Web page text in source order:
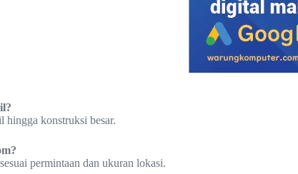
hingga konstruksi besar.
permintaan dan ukuran lokasi.